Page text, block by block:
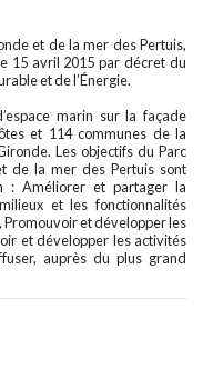
et de la mer des Pertuis,
15 avril 2015 par décret du
et de l’Énergie.
marin sur la façade
et 114 communes de la
Les objectifs du Parc
de la mer des Pertuis sont
: Améliorer et partager la
et les fonctionnalités
Promouvoir et développer les
et développer les activités
auprès du plus grand